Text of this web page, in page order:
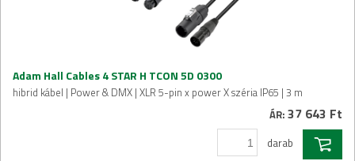
Adam Hall Cables 4 STAR H TCON 5D 0300
hibrid kábel | Power & DMX | XLR 5-pin x power X széria IP65 | 3 m
ÁR: 37 643 Ft
darab